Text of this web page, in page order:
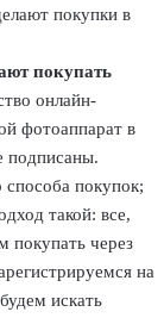
покупки в
покупать
онлайн-
фотоаппарат в
подписаны.
способа покупок;
такой: все,
покупать через
на
искать